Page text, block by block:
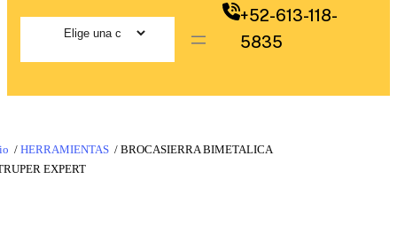
+52-613-118-
5835
/ HERRAMIENTAS / BROCASIERRA BIMETALICA
EXPERT